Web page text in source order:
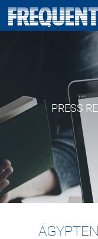
Direkt
zum
Inhalt
PRESS